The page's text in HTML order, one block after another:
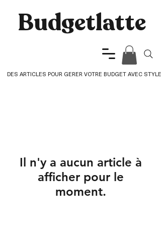
Budgetlatte​
DES ARTICLES POUR GERER VOTRE BUDGET AVEC STYLE
Il n'y a aucun article à
afficher pour le
moment.